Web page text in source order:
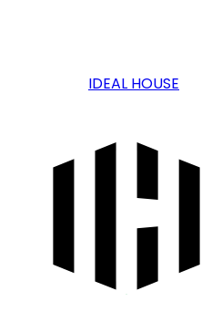
IDEAL HOUSE